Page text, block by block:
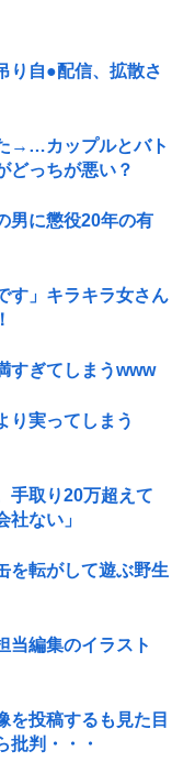
り自●配信、拡散さ
→…カップルとバト
どっちが悪い？
男に懲役20年の有
す」キラキラ女さん
すぎてしまうwww
り実ってしまう
手取り20万超えて
ない」
を転がして遊ぶ野生
当編集のイラスト
を投稿するも見た目
批判・・・